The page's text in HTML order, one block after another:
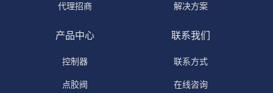
代理招商 解决方案
产品中心
控制器
点胶阀
联系我们
联系方式
在线咨询